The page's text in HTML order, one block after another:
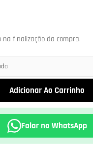
na finalização da compra.
Adicionar Ao Carrinho
Falar no WhatsApp